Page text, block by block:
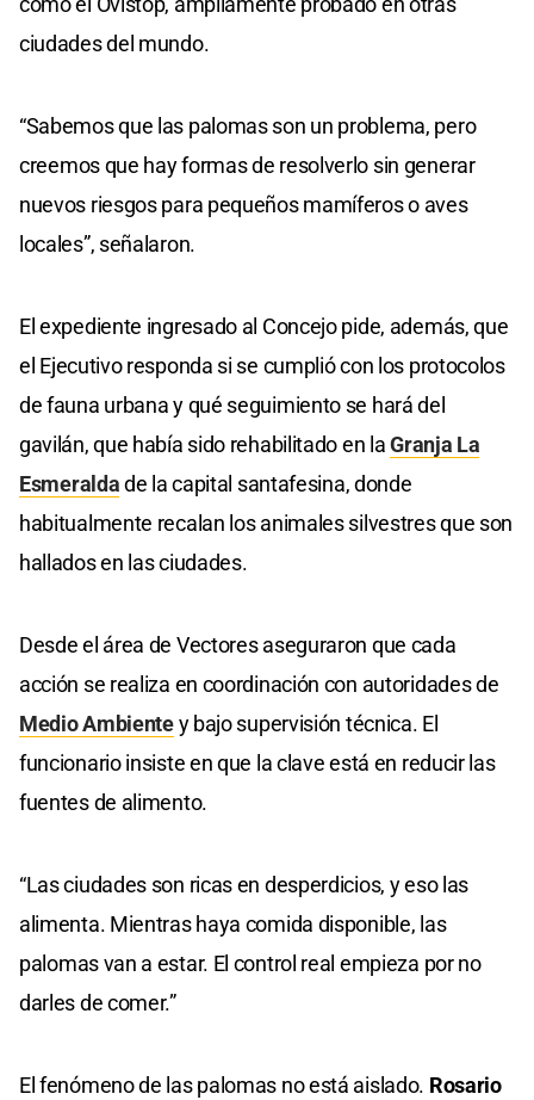
ciudades del mundo.
“Sabemos que las palomas son un problema, pero
creemos que hay formas de resolverlo sin generar
nuevos riesgos para pequeños mamíferos o aves
locales”, señalaron.
El expediente ingresado al Concejo pide, además, que
el Ejecutivo responda si se cumplió con los protocolos
de fauna urbana y qué seguimiento se hará del
gavilán, que había sido rehabilitado en laGranja La
Esmeraldade la capital santafesina, donde
habitualmente recalan los animales silvestres que son
hallados en las ciudades.
Desde el área de Vectores aseguraron que cada
acción se realiza en coordinación con autoridades de
Medio Ambientey bajo supervisión técnica. El
funcionario insiste en que la clave está en reducir las
fuentes de alimento.
“Las ciudades son ricas en desperdicios, y eso las
alimenta. Mientras haya comida disponible, las
palomas van a estar. El control real empieza por no
darles de comer.”
El fenómeno de las palomas no está aislado. Rosario